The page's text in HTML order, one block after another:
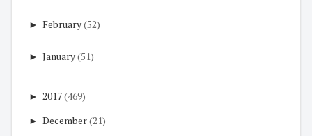
► February(52)
► January(51)
► 2017(469)
► December(21)